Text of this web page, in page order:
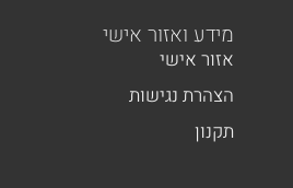
מידע ואזור אישי
אזור אישי
הצהרת נגישות